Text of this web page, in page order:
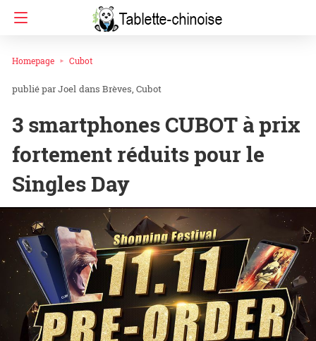
Homepage Cubot
Joel dans Brèves Cubot
3 smartphones CUBOT à prix
fortement réduits pour le
Singles Day